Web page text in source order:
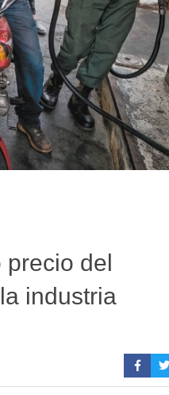
precio del
industria